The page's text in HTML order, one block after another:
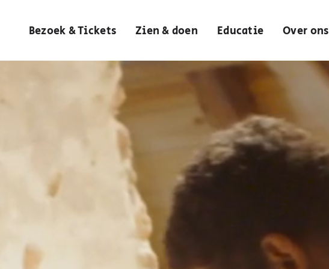
Bezoek & Tickets Zien & doen Educatie Over ons